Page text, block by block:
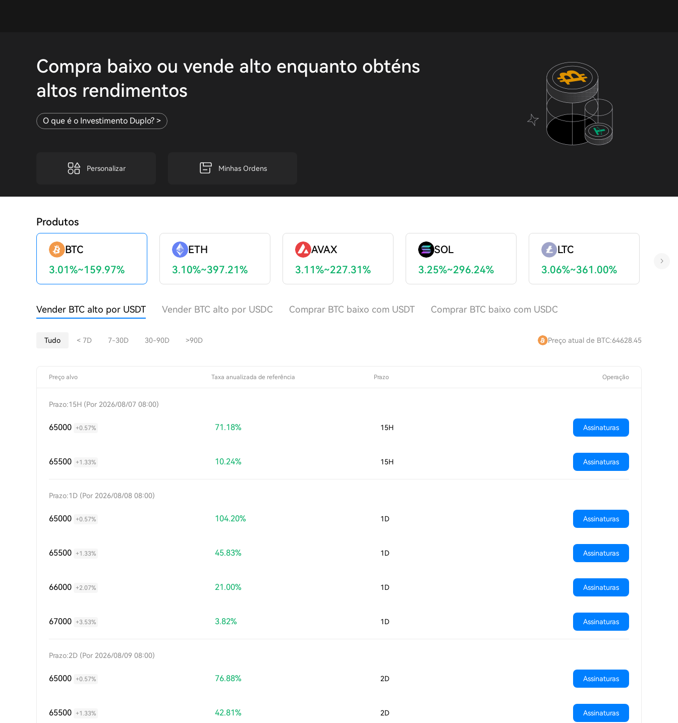
Compra baixo ou vende alto enquanto obténs
altos rendimentos
O que é o Investimento Duplo? >
Personalizar Minhas Ordens
Produtos
BTC
3.01%~159.97%
ETH
3.10%~397.21%
AVAX
3.11%~227.31%
SOL
3.25%~296.24%
LTC
3.06%~361.00%
Vender BTC alto por USDT Vender BTC alto por USDC Comprar BTC baixo com USDT Comprar BTC baixo com USDC
Tudo < 7D 7-30D 30-90D >90D Preço atual de BTC:64628.45
Preço alvo Taxa anualizada de referência Prazo Operação
Prazo:15H (Por 2026/08/07 08:00)
65000 +0.57% 71.18% 15H Assinaturas
65500 +1.33% 10.24% 15H Assinaturas
Prazo:1D (Por 2026/08/08 08:00)
65000 +0.57% 104.20% 1D Assinaturas
65500 +1.33% 45.83% 1D Assinaturas
66000 +2.07% 21.00% 1D Assinaturas
67000 +3.53% 3.82% 1D Assinaturas
Prazo:2D (Por 2026/08/09 08:00)
65000 +0.57% 76.88% 2D Assinaturas
65500 +1.33% 42.81% 2D Assinaturas